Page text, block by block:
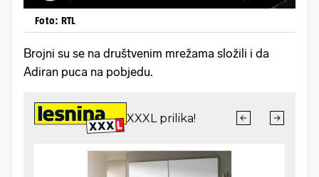
Foto: RTL
Brojni su se na društvenim mrežama složili i da
Adiran puca na pobjedu.